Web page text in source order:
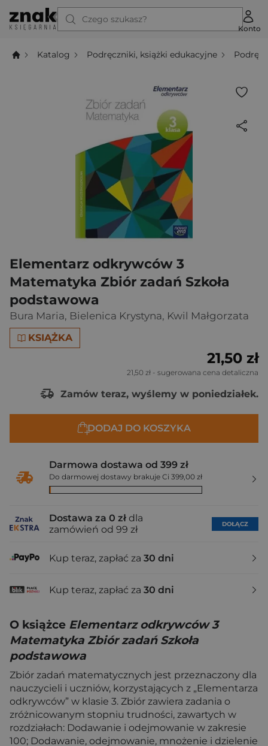
Czego szukasz?
Konto
Katalog Podręczniki, książki edukacyjne
Elementarz odkrywców 3
Matematyka Zbiór zadań Szkoła
podstawowa
Bura Maria, Bielenica Krystyna, Kwil Małgorzata
KSIĄŻKA
21,50 zł
21,50 zł - sugerowana cena detaliczna
Zamów teraz, wyślemy w poniedziałek.
DODAJ DO KOSZYKA
Darmowa dostawa od 399 zł
Do darmowej dostawy brakuje Ci 399,00 zł
Dostawa za 0 zł dla
zamówień od 99 zł
DOŁĄCZ
Kup teraz, zapłać za 30 dni
Kup teraz, zapłać za 30 dni
O książce Elementarz odkrywców 3
Matematyka Zbiór zadań Szkoła
podstawowa
Zbiór zadań matematycznych jest przeznaczony dla
nauczycieli i uczniów, korzystających z „Elementarza
odkrywców” w klasie 3. Zbiór zawiera zadania o
zróżnicowanym stopniu trudności, zawartych w
rozdziałach: Dodawanie i odejmowanie w zakresie
100; Dodawanie, odejmowanie, mnożenie i dzielenie